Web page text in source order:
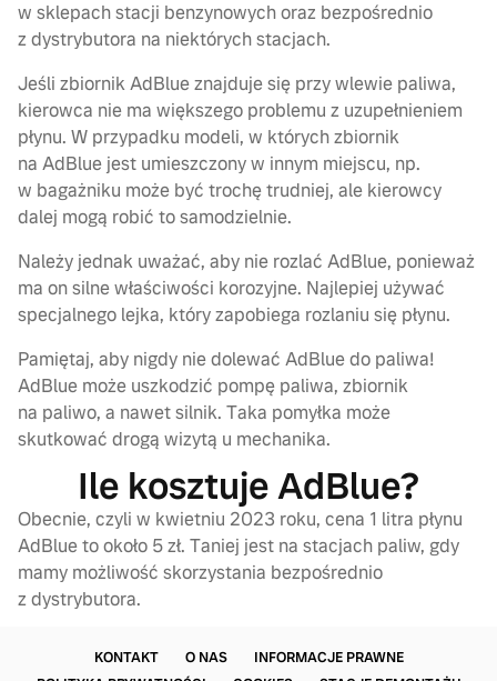
w sklepach stacji benzynowych oraz bezpośrednio
z dystrybutora na niektórych stacjach.
Jeśli zbiornik AdBlue znajduje się przy wlewie paliwa,
kierowca nie ma większego problemu z uzupełnieniem
płynu. W przypadku modeli, w których zbiornik
na AdBlue jest umieszczony w innym miejscu, np.
w bagażniku może być trochę trudniej, ale kierowcy
dalej mogą robić to samodzielnie.
Należy jednak uważać, aby nie rozlać AdBlue, ponieważ
ma on silne właściwości korozyjne. Najlepiej używać
specjalnego lejka, który zapobiega rozlaniu się płynu.
Pamiętaj, aby nigdy nie dolewać AdBlue do paliwa!
AdBlue może uszkodzić pompę paliwa, zbiornik
na paliwo, a nawet silnik. Taka pomyłka może
skutkować drogą wizytą u mechanika.
Ile kosztuje AdBlue?
Obecnie, czyli w kwietniu 2023 roku, cena 1 litra płynu
AdBlue to około 5 zł. Taniej jest na stacjach paliw, gdy
mamy możliwość skorzystania bezpośrednio
z dystrybutora.
KONTAKT O NAS
INFORMACJE PRAWNE